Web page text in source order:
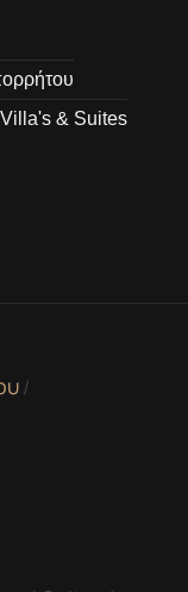
Villa's & Suites
/